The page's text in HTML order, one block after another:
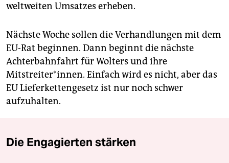
weltweiten Umsatzes erheben.
Nächste Woche sollen die Verhandlungen mit dem
EU-Rat beginnen. Dann beginnt die nächste
Achterbahnfahrt für Wolters und ihre
Mitstreiter*innen. Einfach wird es nicht, aber das
EU Lieferkettengesetz ist nur noch schwer
aufzuhalten.
Die Engagierten stärken